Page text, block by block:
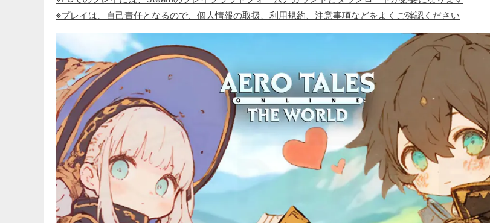
※プレイは、自己責任となるので、個人情報の取扱、利用規約、注意事項などをよくご確認ください